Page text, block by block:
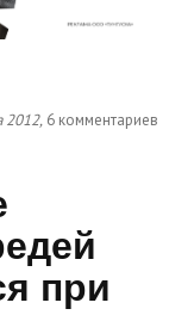
2012, 6 комментариев
при